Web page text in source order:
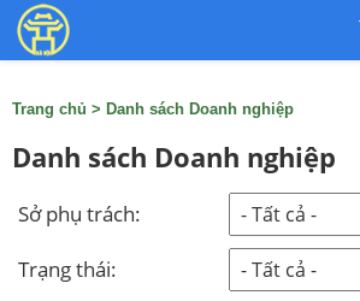
Trang chủ > Danh sách Doanh nghiệp
Danh sách Doanh nghiệp
Sở phụ trách:
Trạng thái: